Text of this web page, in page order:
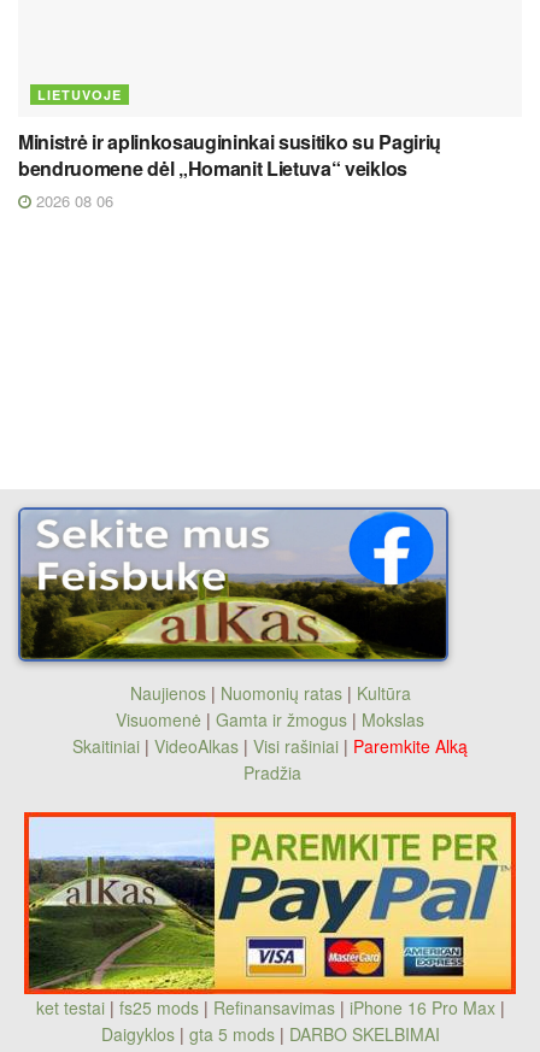
LIETUVOJE
Ministrė ir aplinkosaugininkai susitiko su Pagirių
bendruomene dėl „Homanit Lietuva“ veiklos
2026 08 06
Naujienos| Nuomonių ratas| Kultūra
Visuomenė | Gamta ir žmogus | Mokslas
Skaitiniai | VideoAlkas | Visi rašiniai | Paremkite Alką
Pradžia
ket testai | fs25 mods| Refinansavimas| iPhone 16 Pro Max|
Daigyklos| gta 5 mods | DARBO SKELBIMAI